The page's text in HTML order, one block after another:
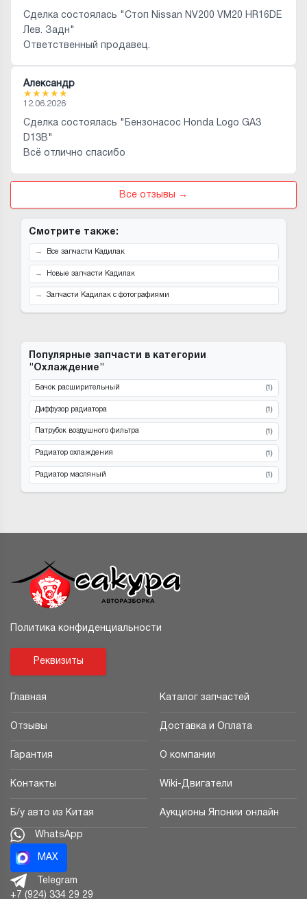
Сделка состоялась "Стоп Nissan NV200 VM20 HR16DE
Лев. Задн"
Ответственный продавец.
Александр
★★★★★
12.06.2026
Сделка состоялась "Бензонасос Honda Logo GA3
D13B"
Всё отлично спасибо
Все отзывы →
Смотрите также:
Все запчасти Кадилак
Новые запчасти Кадилак
Запчасти Кадилак с фотографиями
Популярные запчасти в категории
"Охлаждение"
Бачок расширительный (1)
Диффузор радиатора (1)
Патрубок воздушного фильтра (1)
Радиатор охлаждения (1)
Радиатор масляный (1)
Политика конфиденциальности
Реквизиты
Главная Каталог запчастей
Отзывы Доставка и Оплата
Гарантия О компании
Контакты Wiki-Двигатели
Б/у авто из Китая Аукционы Японии онлайн
WhatsApp
MAX
Telegram
+7 (924) 334 29 29